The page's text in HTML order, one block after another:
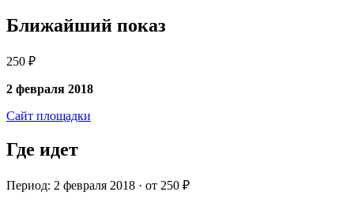
Ближайший показ
250 ₽
2 февраля 2018
Сайт площадки
Где идет
Период: 2 февраля 2018 · от 250 ₽